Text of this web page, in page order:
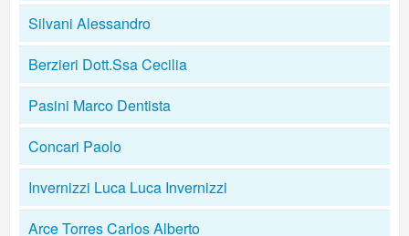
Silvani Alessandro
Berzieri Dott.Ssa Cecilia
Pasini Marco Dentista
Concari Paolo
Invernizzi Luca Luca Invernizzi
Arce Torres Carlos Alberto